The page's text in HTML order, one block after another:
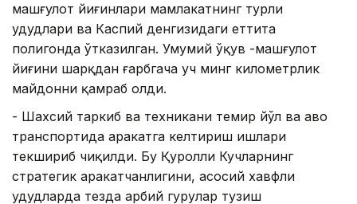
машғулот йиғинлари мамлакатнинг турли
ҳудудлари ва Каспий денгизидаги еттита
полигонда ўтказилган. Умумий ўқув -машғулот
йиғини шарқдан ғарбгача уч минг километрлик
майдонни қамраб олди.
- Шахсий таркиб ва техникани темир йўл ва ҳаво
транспортида ҳаракатга келтириш ишлари
текшириб чиқилди. Бу Қуролли Кучларнинг
стратегик ҳаракатчанлигини, асосий хавфли
ҳудудларда тезда ҳарбий гуруҳлар тузиш